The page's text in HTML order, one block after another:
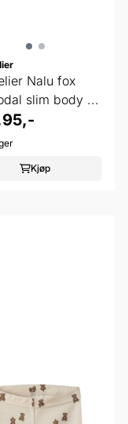
Nalu fox
slim body ...
Kjøp